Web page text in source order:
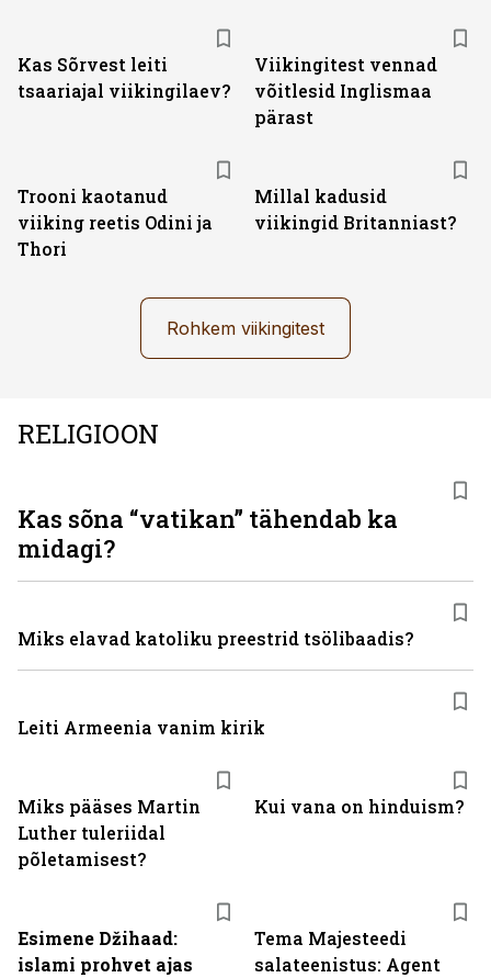
Kas Sõrvest leiti
tsaariajal viikingilaev?
Viikingitest vennad
võitlesid Inglismaa
pärast
Trooni kaotanud
viiking reetis Odini ja
Thori
Millal kadusid
viikingid Britanniast?
Rohkem viikingitest
RELIGIOON
Miks pääses Martin
Luther tuleriidal
põletamisest?
Kui vana on hinduism?
Esimene Džihaad:
islami prohvet ajas
Tema Majesteedi
salateenistus: Agent
Kas sõna “vatikan” tähendab ka
midagi?
Miks elavad katoliku preestrid tsölibaadis?
Leiti Armeenia vanim kirik